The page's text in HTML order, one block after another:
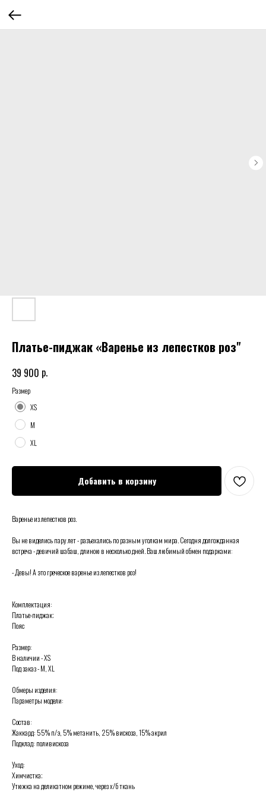
Платье-пиджак «Варенье из лепестков роз"
39 900 р.
Размер
XS
M
XL
Добавить в корзину
Варенье из лепестков роз.
Вы не виделись пару лет - разъехались по разным уголкам мира. Сегодня долгожданная
встреча - девичий шабаш, длиною в несколько дней. Ваш любимый обмен подарками:
- Девы! А это греческое варенье из лепестков роз!
Комплектация:
Платье-пиджак;
Пояс
Размер:
В наличии - XS
Под заказ - M, XL
Обмеры изделия:
Параметры модели:
Состав:
Жаккард: 55% п/э, 5% метанить, 25% вискоза, 15% акрил
Подклад: поливискоза
Уход:
Химчистка;
Утюжка на деликатном режиме, через х/б ткань